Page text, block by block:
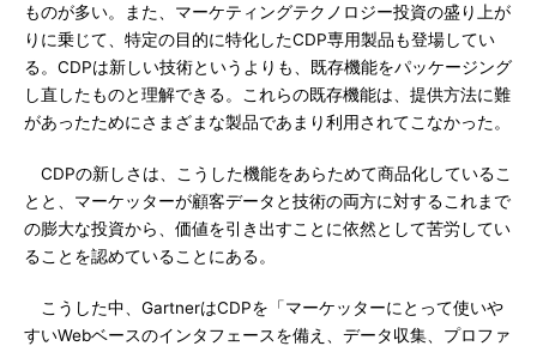
ものが多い。また、マーケティングテクノロジー投資の盛り上が
りに乗じて、特定の目的に特化したCDP専用製品も登場してい
る。CDPは新しい技術というよりも、既存機能をパッケージング
し直したものと理解できる。これらの既存機能は、提供方法に難
があったためにさまざまな製品であまり利用されてこなかった。
CDPの新しさは、こうした機能をあらためて商品化しているこ
とと、マーケッターが顧客データと技術の両方に対するこれまで
の膨大な投資から、価値を引き出すことに依然として苦労してい
ることを認めていることにある。
こうした中、GartnerはCDPを「マーケッターにとって使いや
すいWebベースのインタフェースを備え、データ収集、プロファ